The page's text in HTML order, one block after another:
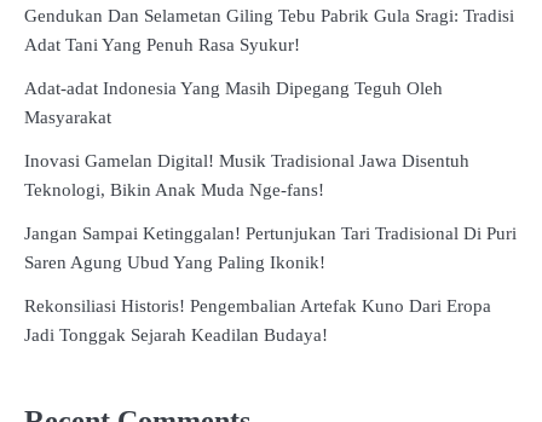
Gendukan Dan Selametan Giling Tebu Pabrik Gula Sragi: Tradisi
Adat Tani Yang Penuh Rasa Syukur!
Adat-adat Indonesia Yang Masih Dipegang Teguh Oleh
Masyarakat
Inovasi Gamelan Digital! Musik Tradisional Jawa Disentuh
Teknologi, Bikin Anak Muda Nge-fans!
Jangan Sampai Ketinggalan! Pertunjukan Tari Tradisional Di Puri
Saren Agung Ubud Yang Paling Ikonik!
Rekonsiliasi Historis! Pengembalian Artefak Kuno Dari Eropa
Jadi Tonggak Sejarah Keadilan Budaya!